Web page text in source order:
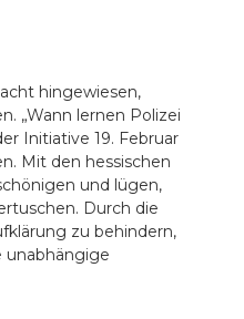
hingewiesen,
„Wann lernen Polizei
Initiative 19. Februar
Mit den hessischen
önigen und lügen,
Durch die
zu behindern,
unabhängige